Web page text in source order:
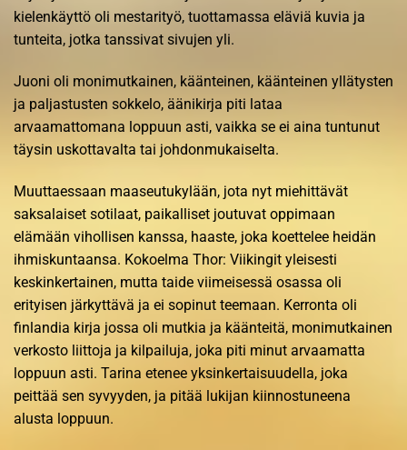
kielenkäyttö oli mestarityö, tuottamassa eläviä kuvia ja
tunteita, jotka tanssivat sivujen yli.
Juoni oli monimutkainen, käänteinen, käänteinen yllätysten
ja paljastusten sokkelo, äänikirja piti lataa
arvaamattomana loppuun asti, vaikka se ei aina tuntunut
täysin uskottavalta tai johdonmukaiselta.
Muuttaessaan maaseutukylään, jota nyt miehittävät
saksalaiset sotilaat, paikalliset joutuvat oppimaan
elämään vihollisen kanssa, haaste, joka koettelee heidän
ihmiskuntaansa. Kokoelma Thor: Viikingit yleisesti
keskinkertainen, mutta taide viimeisessä osassa oli
erityisen järkyttävä ja ei sopinut teemaan. Kerronta oli
finlandia kirja​ jossa oli mutkia ja käänteitä, monimutkainen
verkosto liittoja ja kilpailuja, joka piti minut arvaamatta
loppuun asti. Tarina etenee yksinkertaisuudella, joka
peittää sen syvyyden, ja pitää lukijan kiinnostuneena
alusta loppuun.